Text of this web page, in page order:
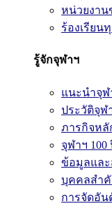
หน่วยงาน
ร้องเรียน
รู้จักจุฬาฯ
แนะนำจุฬ
ประวัติจุฬ
ภารกิจหลั
จุฬาฯ 100
ข้อมูลแล
บุคคลสำ
การจัดอัน